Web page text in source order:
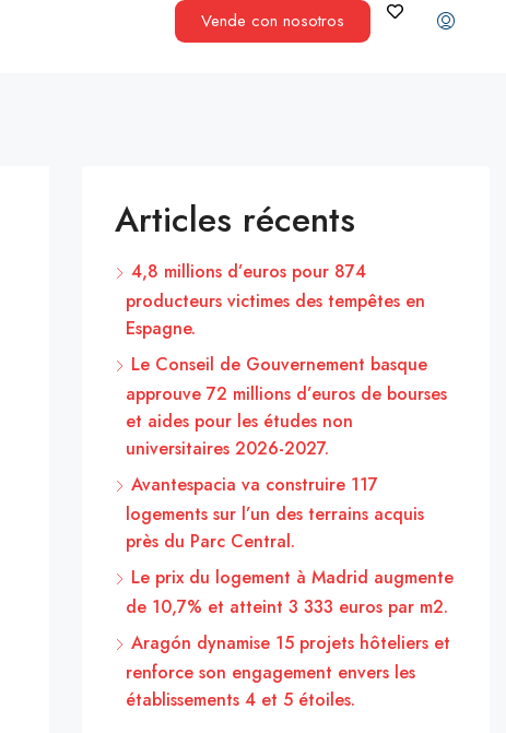
Vende con nosotros
Articles récents
4,8 millions d’euros pour 874
producteurs victimes des tempêtes en
Espagne.
Le Conseil de Gouvernement basque
approuve 72 millions d’euros de bourses
et aides pour les études non
universitaires 2026-2027.
Avantespacia va construire 117
logements sur l’un des terrains acquis
près du Parc Central.
Le prix du logement à Madrid augmente
de 10,7% et atteint 3 333 euros par m2.
Aragón dynamise 15 projets hôteliers et
renforce son engagement envers les
établissements 4 et 5 étoiles.